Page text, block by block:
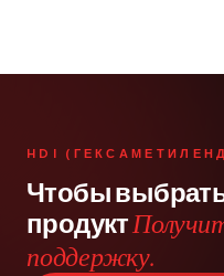
HDI
Чтобы
продукт
поддержку.